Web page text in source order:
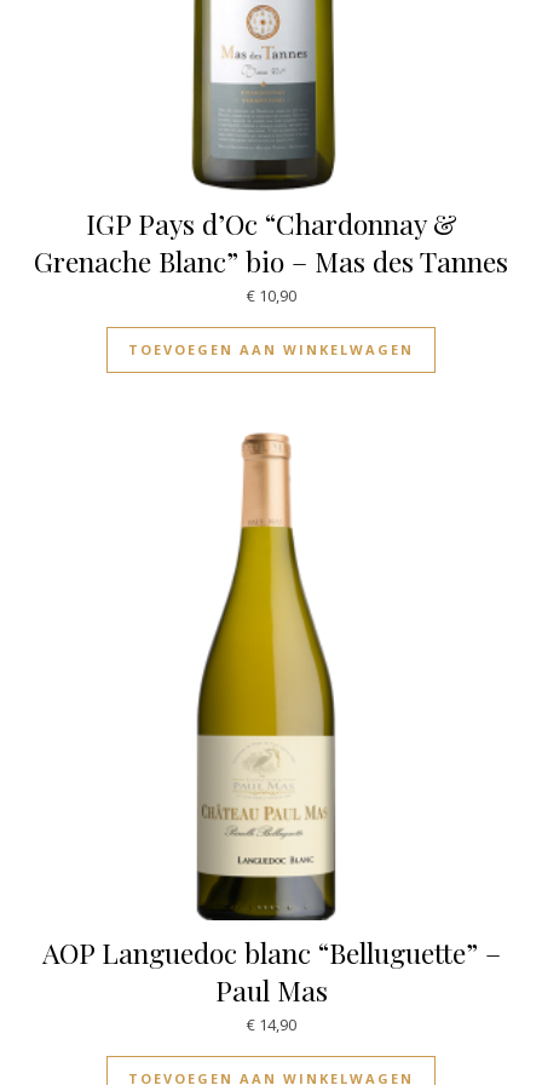
IGP Pays d’Oc “Chardonnay &
Grenache Blanc” bio – Mas des Tannes
€10,90
TOEVOEGEN AAN WINKELWAGEN
AOP Languedoc blanc “Belluguette” –
Paul Mas
€14,90
TOEVOEGEN AAN WINKELWAGEN